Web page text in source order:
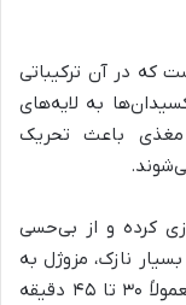
که در آن ترکیباتی
به لایه‌های
مغذی باعث تحریک
کرده و از بی‌حسی
نازک، مزوژل به
نواحی مورد نظر تزریق می‌شود. این فرایند معمولاً ۳۰ تا ۴۵ دقیقه